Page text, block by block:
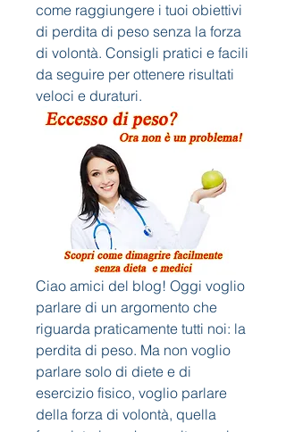
come raggiungere i tuoi obiettivi
di perdita di peso senza la forza
di volontà. Consigli pratici e facili
da seguire per ottenere risultati
veloci e duraturi.
Ciao amici del blog! Oggi voglio
parlare di un argomento che
riguarda praticamente tutti noi: la
perdita di peso. Ma non voglio
parlare solo di diete e di
esercizio fisico, voglio parlare
della forza di volontà, quella